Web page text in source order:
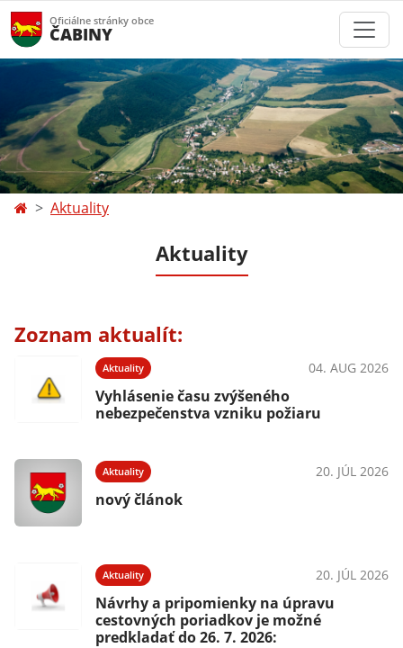
Oficiálne stránky obce
ČABINY
Aktuality
Aktuality
Zoznam aktualít:
Aktuality 04. AUG 2026
Vyhlásenie času zvýšeného
nebezpečenstva vzniku požiaru
Aktuality 20. JÚL 2026
nový článok
Aktuality 20. JÚL 2026
Návrhy a pripomienky na úpravu
cestovných poriadkov je možné
predkladať do 26. 7. 2026: